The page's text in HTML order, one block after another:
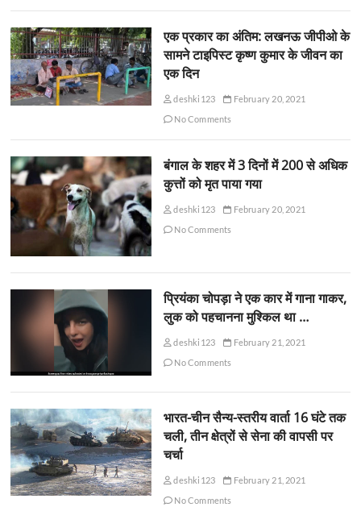
एक प्रकार का अंतिम: लखनऊ जीपीओ के
सामने टाइपिस्ट कृष्ण कुमार के जीवन का
एक दिन
deshki123
February 20, 2021
No Comments
बंगाल के शहर में 3 दिनों में 200 से अधिक
कुत्तों को मृत पाया गया
deshki123
February 20, 2021
No Comments
प्रियंका चोपड़ा ने एक कार में गाना गाकर,
लुक को पहचानना मुश्किल था …
deshki123
February 21, 2021
No Comments
भारत-चीन सैन्य-स्तरीय वार्ता 16 घंटे तक
चली, तीन क्षेत्रों से सेना की वापसी पर
चर्चा
deshki123
February 21, 2021
No Comments